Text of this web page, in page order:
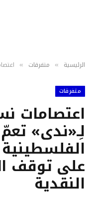
الرئيسية » متفرقات » اعتصامات
متفرقات
اعتصامات
لِـ«ندى»
على توقف
النقدية